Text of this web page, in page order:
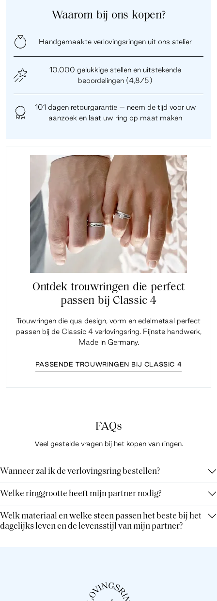
Waarom bij ons kopen?
Handgemaakte verlovingsringen uit ons atelier
10.000 gelukkige stellen en uitstekende
beoordelingen (4,8/5)
101 dagen retourgarantie – neem de tijd voor uw
aanzoek en laat uw ring op maat maken
Ontdek trouwringen die perfect
passen bij Classic 4
Trouwringen die qua design, vorm en edelmetaal perfect
passen bij de Classic 4 verlovingsring. Fijnste handwerk,
Made in Germany.
PASSENDE TROUWRINGEN BIJ CLASSIC 4
FAQs
Veel gestelde vragen bij het kopen van ringen.
Wanneer zal ik de verlovingsring bestellen?
Welke ringgrootte heeft mijn partner nodig?
Welk materiaal en welke steen passen het beste bij het
dagelijks leven en de levensstijl van mijn partner?